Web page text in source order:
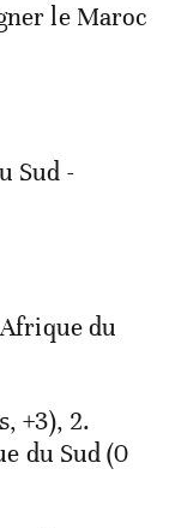
le Maroc
Sud -
du
+3), 2.
du Sud (0